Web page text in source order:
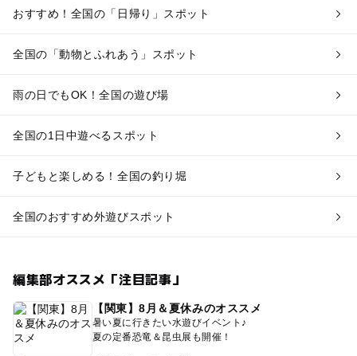
おすすめ！全国の「日帰り」スポット
全国の「動物とふれあう」スポット
雨の日でもOK！全国の遊び場
全国の1日中遊べるスポット
子どもと楽しめる！全国の釣り堀
全国のおすすめ外遊びスポット
編集部オススメ「注目記事」
【関東】8月＆夏休みのオススメ
暑い夏に行きたい水遊びイベント♪
夏の定番恐竜＆昆虫展も開催！